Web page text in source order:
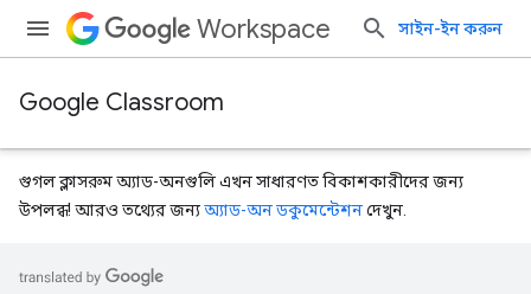
Workspace সাইন-ইন করুন
Google Classroom
গুগল ক্লাসরুম অ্যাড-অনগুলি এখন সাধারণত বিকাশকারীদের জন্য
উপলব্ধ! আরও তথ্যের জন্যঅ্যাড-অন ডকুমেন্টেশনদেখুন.